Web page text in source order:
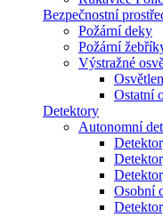
Bezpečnostní
Požární deky
Požární
Výstražné
Ostatní
Detektory
Autonomní
Osobní